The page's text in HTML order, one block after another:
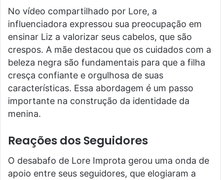
No vídeo compartilhado por Lore, a
influenciadora expressou sua preocupação em
ensinar Liz a valorizar seus cabelos, que são
crespos. A mãe destacou que os cuidados com a
beleza negra são fundamentais para que a filha
cresça confiante e orgulhosa de suas
características. Essa abordagem é um passo
importante na construção da identidade da
menina.
Reações dos Seguidores
O desabafo de Lore Improta gerou uma onda de
apoio entre seus seguidores, que elogiaram a